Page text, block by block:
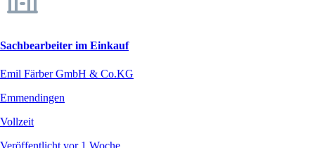
Sachbearbeiter im Einkauf
Emil Färber GmbH & Co.KG
Emmendingen
Vollzeit
Veröffentlicht vor 1 Woche